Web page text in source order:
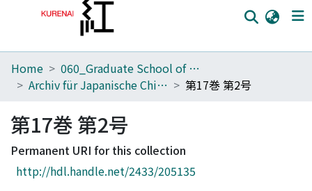
Home
Browse
Download Ranking
Access Statistics
Home
060_Graduate School of Medicine
Archiv für Japanische Chirurgie
第17巻 第2号
第17巻 第2号
Permanent URI for this collection
http://hdl.handle.net/2433/205135